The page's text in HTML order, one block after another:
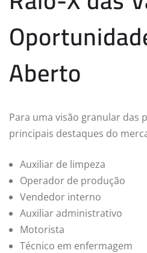
Aberto
Para uma visão granular das
principais destaques do
Auxiliar de limpeza
Operador de produção
Vendedor interno
Auxiliar administrativo
Motorista
Técnico em enfermagem